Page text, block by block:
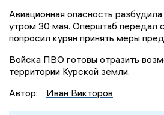
Авиационная опасность
утром 30 мая. Оперштаб передал
попросил курян принять меры
Войска ПВО готовы отразить
территории Курской земли.
Автор:
Иван Викторов